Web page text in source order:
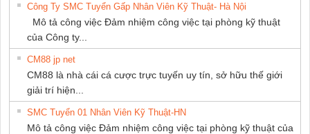
Công Ty SMC Tuyển Gấp Nhân Viên Kỹ Thuật- Hà Nội
Mô tả công việc Đảm nhiệm công việc tại phòng kỹ thuật
của Công ty...
CM88 jp net
CM88 là nhà cái cá cược trực tuyến uy tín, sở hữu thế giới
giải trí hiện...
SMC Tuyển 01 Nhân Viên Kỹ Thuật-HN
Mô tả công việc Đảm nhiệm công việc tại phòng kỹ thuật của